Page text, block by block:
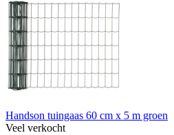
Handson tuingaas 60 cm x 5 m groen
Veel verkocht